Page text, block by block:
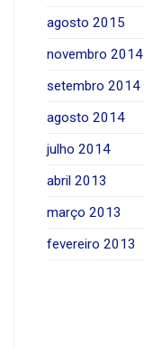
agosto 2015
novembro 2014
setembro 2014
agosto 2014
julho 2014
abril 2013
março 2013
fevereiro 2013